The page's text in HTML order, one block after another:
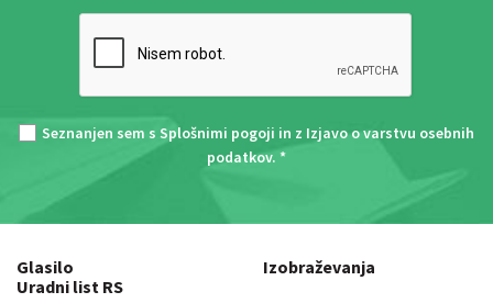
Seznanjen sem s Splošnimi pogoji in z Izjavo o varstvu osebnih
podatkov. *
Glasilo
Uradni list RS
Izobraževanja